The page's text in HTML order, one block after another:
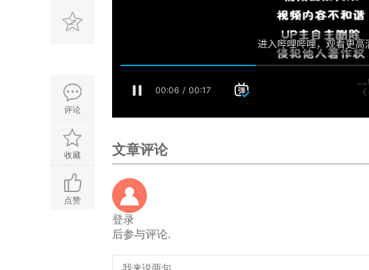
评论
收藏
点赞
文章评论
登录
后参与评论.